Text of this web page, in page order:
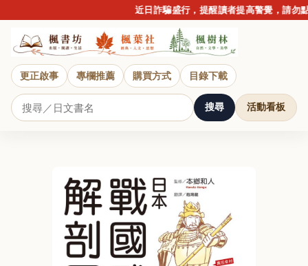
近日詐騙盛行，提醒讀者提高警覺，請勿點
更正啟事 專欄推薦 購買方式 目錄下載
搜尋 活動看板